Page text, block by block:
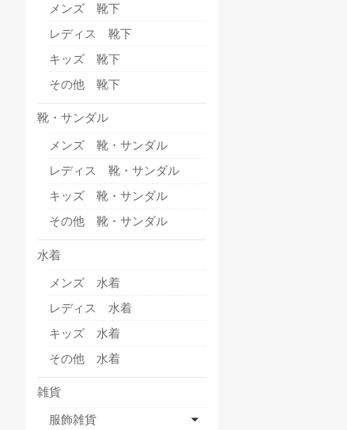
メンズ 靴下
レディス 靴下
キッズ 靴下
その他 靴下
靴・サンダル
メンズ 靴・サンダル
レディス 靴・サンダル
キッズ 靴・サンダル
その他 靴・サンダル
水着
メンズ 水着
レディス 水着
キッズ 水着
その他 水着
雑貨
服飾雑貨